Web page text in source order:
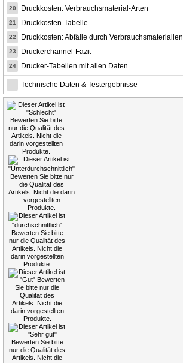
20 Druckkosten: Verbrauchsmaterial-Arten
21 Druckkosten-Tabelle
22 Druckkosten: Abfälle durch Verbrauchsmaterialien
23 Druckerchannel-Fazit
24 Drucker-Tabellen mit allen Daten
Technische Daten & Testergebnisse